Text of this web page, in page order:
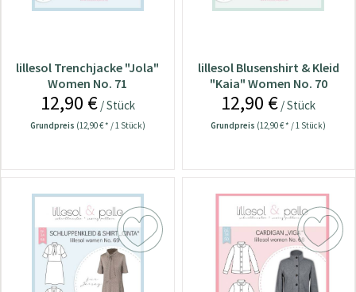
lillesol Trenchjacke "Jola"
Women No. 71
12,90 €/ Stück
Grundpreis (12,90 € * / 1 Stück)
lillesol Blusenshirt & Kleid
"Kaia" Women No. 70
12,90 € / Stück
Grundpreis (12,90 € * / 1 Stück)